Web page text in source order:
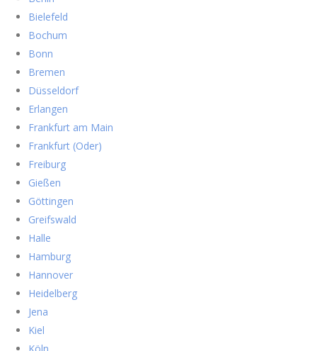
Bielefeld
Bochum
Bonn
Bremen
Düsseldorf
Erlangen
Frankfurt am Main
Frankfurt (Oder)
Freiburg
Gießen
Göttingen
Greifswald
Halle
Hamburg
Hannover
Heidelberg
Jena
Kiel